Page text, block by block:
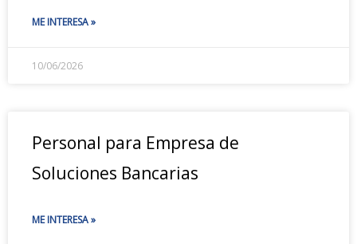
ME INTERESA »
10/06/2026
Personal para Empresa de
Soluciones Bancarias
ME INTERESA »